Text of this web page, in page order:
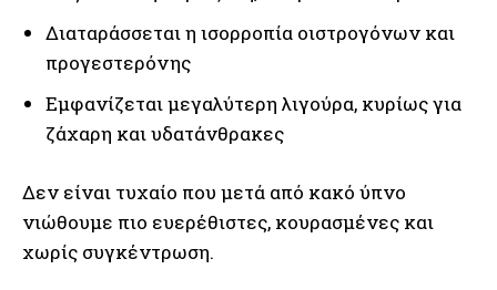
Διαταράσσεται η ισορροπία οιστρογόνων και
προγεστερόνης
Εμφανίζεται μεγαλύτερη λιγούρα, κυρίως για
ζάχαρη και υδατάνθρακες
Δεν είναι τυχαίο που μετά από κακό ύπνο
νιώθουμε πιο ευερέθιστες, κουρασμένες και
χωρίς συγκέντρωση.